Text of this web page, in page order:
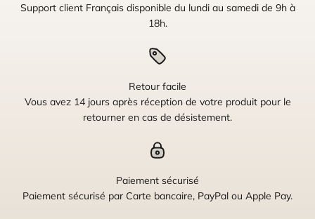
Support client Français disponible du lundi au samedi de 9h à
18h.
Retour facile
Vous avez 14 jours après réception de votre produit pour le
retourner en cas de désistement.
Paiement sécurisé
Paiement sécurisé par Carte bancaire, PayPal ou Apple Pay.